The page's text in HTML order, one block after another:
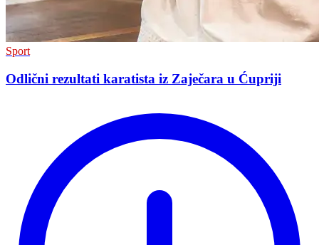
Sport
Odlični rezultati karatista iz Zaječara u Ćupriji